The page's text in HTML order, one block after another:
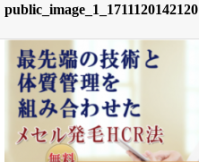
public_image_1_1711120142120